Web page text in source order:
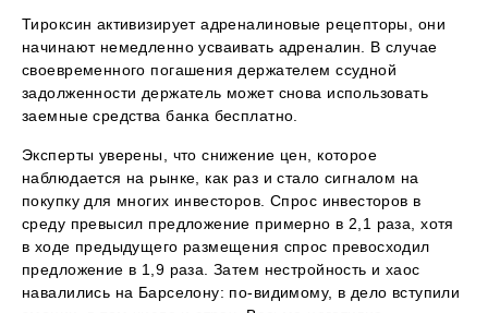
Тироксин активизирует адреналиновые рецепторы, они
начинают немедленно усваивать адреналин. В случае
своевременного погашения держателем ссудной
задолженности держатель может снова использовать
заемные средства банка бесплатно.
Эксперты уверены, что снижение цен, которое
наблюдается на рынке, как раз и стало сигналом на
покупку для многих инвесторов. Спрос инвесторов в
среду превысил предложение примерно в 2,1 раза, хотя
в ходе предыдущего размещения спрос превосходил
предложение в 1,9 раза. Затем нестройность и хаос
навалились на Барселону: по-видимому, в дело вступили